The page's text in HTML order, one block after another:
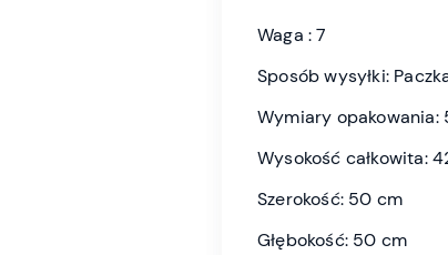
Waga : 7
Sposób wysyłki:
Wymiary
Wysokość całkowita:
Szerokość: 50 cm
Głębokość: 50 cm